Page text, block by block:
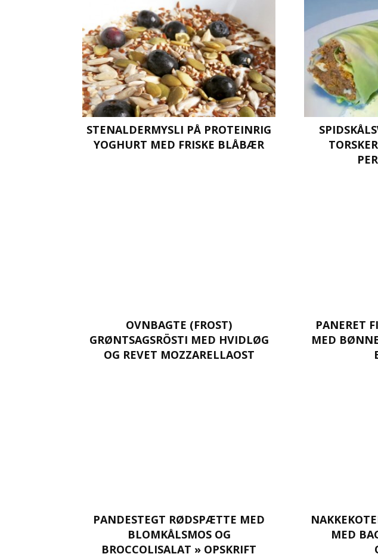
STENALDERMYSLI PÅ PROTEINRIG
YOGHURT MED FRISKE BLÅBÆR
OVNBAGTE (FROST)
GRØNTSAGSRÖSTI MED HVIDLØG
OG REVET MOZZARELLAOST
PANERET
MED
PANDESTEGT RØDSPÆTTE MED
BLOMKÅLSMOS OG
BROCCOLISALAT » OPSKRIFT
MED